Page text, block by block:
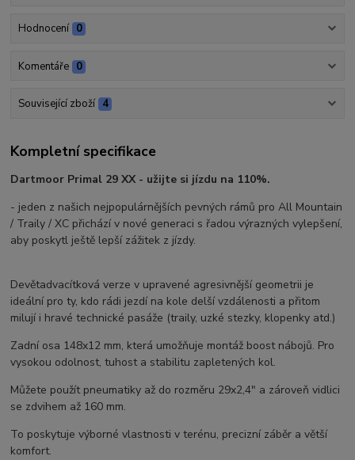
Hodnocení 0
Komentáře 0
Související zboží 4
Kompletní specifikace
Dartmoor Primal 29 XX - užijte si jízdu na 110%.
- jeden z našich nejpopulárnějších pevných rámů pro All Mountain
/ Traily / XC přichází v nové generaci s řadou výrazných vylepšení,
aby poskytl ještě lepší zážitek z jízdy.
Devětadvacítková verze v upravené agresivnější geometrii je
ideální pro ty, kdo rádi jezdí na kole delší vzdálenosti a přitom
milují i hravé technické pasáže (traily, uzké stezky, klopenky atd.)
Zadní osa 148x12 mm, která umožňuje montáž boost nábojů. Pro
vysokou odolnost, tuhost a stabilitu zapletených kol.
Můžete použít pneumatiky až do rozměru 29x2,4" a zároveň vidlici
se zdvihem až 160 mm.
To poskytuje výborné vlastnosti v terénu, precizní záběr a větší
komfort.